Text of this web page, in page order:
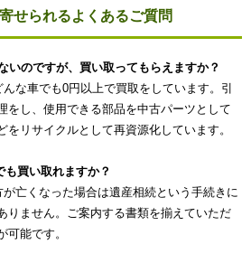
せられるよくあるご質問
のですが、買い取ってもらえますか？
な車でも0円以上で買取をしています。引
をし、使用できる部品を中古パーツとして
リサイクルとして再資源化しています。
買い取れますか？
亡くなった場合は遺産相続という手続きに
りません。ご案内する書類を揃えていただ
可能です。